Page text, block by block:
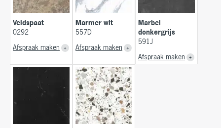
Veldspaat
0292
Afspraak maken
Marmer wit
557D
Afspraak maken
Marbel
donkergrijs
591J
Afspraak maken